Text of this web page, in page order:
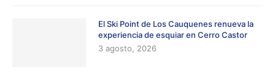
El Ski Point de Los Cauquenes renueva la
experiencia de esquiar en Cerro Castor
3 agosto, 2026